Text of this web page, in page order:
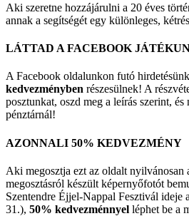
Aki szeretne hozzájárulni a 20 éves
annak a segítségét egy különleges,
LÁTTAD A FACEBOOK
A Facebook oldalunkon futó
kedvezményben részesülnek! A
posztunkat, oszd meg a leírás szerint,
pénztárnál!
AZONNALI 50% KEDVEZMÉNY
Aki megosztja ezt az oldalt nyilvánosan
megosztásról készült képernyőfotót
Szentendre Éjjel-Nappal Fesztivál ideje
31.), 50% kedvezménnyel léphet be a